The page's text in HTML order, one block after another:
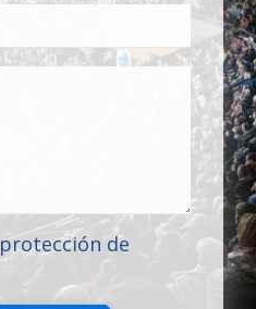
protección de